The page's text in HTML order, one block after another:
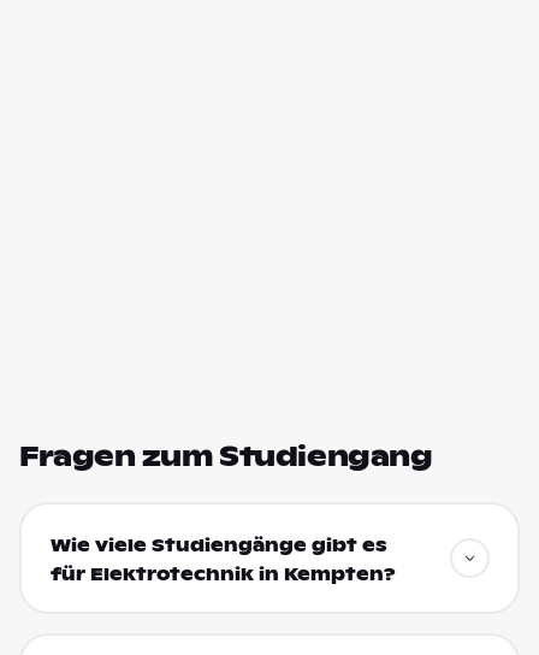
Fragen zum Studiengang
Wie viele Studiengänge gibt es
für Elektrotechnik in Kempten?